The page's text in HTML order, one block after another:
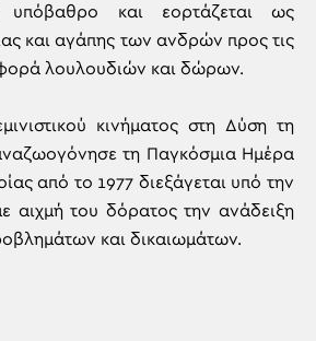
υπόβαθρο και εορτάζεται ως
και αγάπης των ανδρών προς τις
λουλουδιών και δώρων.
κινήματος στη Δύση τη
τη Παγκόσμια Ημέρα
από το 1977 διεξάγεται υπό την
αιχμή του δόρατος την ανάδειξη
και δικαιωμάτων.